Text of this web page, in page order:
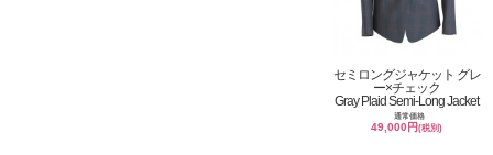
セミロングジャケット グレ
ー×チェック
Gray Plaid Semi-Long Jacket
通常価格
49,000円(税別)